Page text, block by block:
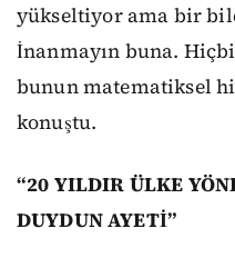
yükseltiyor ama bir
İnanmayın buna.
bunun matematiksel
konuştu.
“20 YILDIR ÜLKE
DUYDUN AYETİ”